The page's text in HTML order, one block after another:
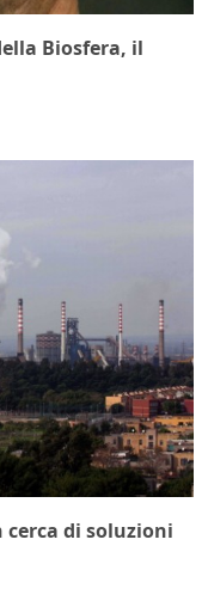
Biosfera, il
di soluzioni